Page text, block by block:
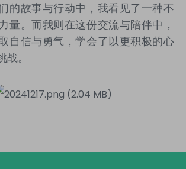
的故事与行动中，我看见了一种不
量。而我则在这份交流与陪伴中，
自信与勇气，学会了以更积极的心
。